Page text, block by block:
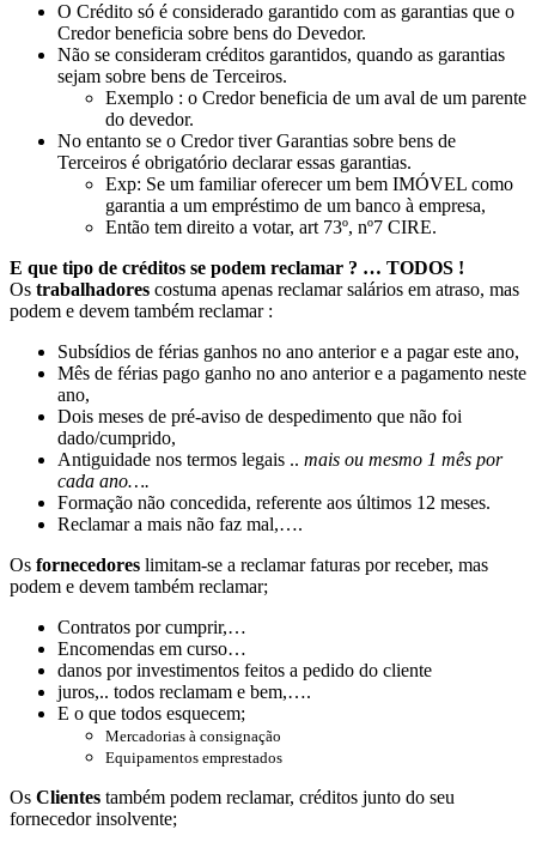
O Crédito só é considerado garantido com as garantias que o
Credor beneficia sobre bens do Devedor.
Não se consideram créditos garantidos, quando as garantias
sejam sobre bens de Terceiros.
Exemplo : o Credor beneficia de um aval de um parente
do devedor.
No entanto se o Credor tiver Garantias sobre bens de
Terceiros é obrigatório declarar essas garantias.
Exp: Se um familiar oferecer um bem IMÓVEL como
garantia a um empréstimo de um banco à empresa,
Então tem direito a votar, art 73º, nº7 CIRE.
E que tipo de créditos se podem reclamar ? … TODOS !
Os trabalhadores costuma apenas reclamar salários em atraso, mas
podem e devem também reclamar :
Subsídios de férias ganhos no ano anterior e a pagar este ano,
Mês de férias pago ganho no ano anterior e a pagamento neste
ano,
Dois meses de pré-aviso de despedimento que não foi
dado/cumprido,
Antiguidade nos termos legais .. mais ou mesmo 1 mês por
cada ano….
Formação não concedida, referente aos últimos 12 meses.
Reclamar a mais não faz mal,….
Os fornecedores limitam-se a reclamar faturas por receber, mas
podem e devem também reclamar;
Contratos por cumprir,…
Encomendas em curso…
danos por investimentos feitos a pedido do cliente
juros,.. todos reclamam e bem,….
E o que todos esquecem;
Mercadorias à consignação
Equipamentos emprestados
Os Clientes também podem reclamar, créditos junto do seu
fornecedor insolvente;